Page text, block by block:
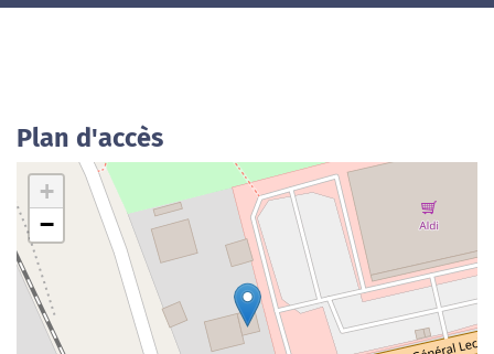
Plan d'accès
+
−